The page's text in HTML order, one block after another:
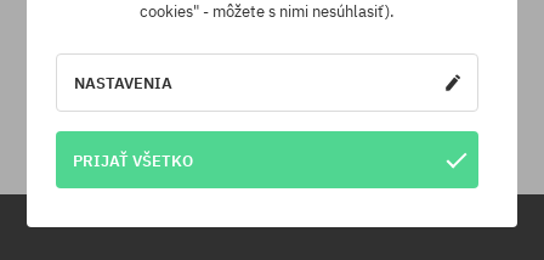
30 dní na vrátenie tovaru
cookies" - môžete s nimi nesúhlasiť).
NASTAVENIA
PRIJAŤ VŠETKO